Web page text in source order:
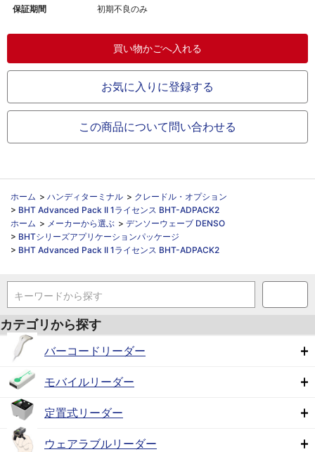
保証期間 初期不良のみ
お気に入りに登録する
この商品について問い合わせる
ホーム > ハンディターミナル > クレードル・オプション
> BHT Advanced Pack II 1ライセンス BHT-ADPACK2
ホーム > メーカーから選ぶ > デンソーウェーブ DENSO
> BHTシリーズアプリケーションパッケージ
> BHT Advanced Pack II 1ライセンス BHT-ADPACK2
キーワードから探す
カテゴリから探す
バーコードリーダー
モバイルリーダー
定置式リーダー
ウェアラブルリーダー